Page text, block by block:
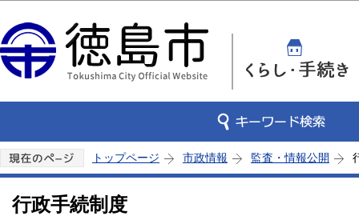
トップページ 市政情報 監査・情報公開
行政手続制度